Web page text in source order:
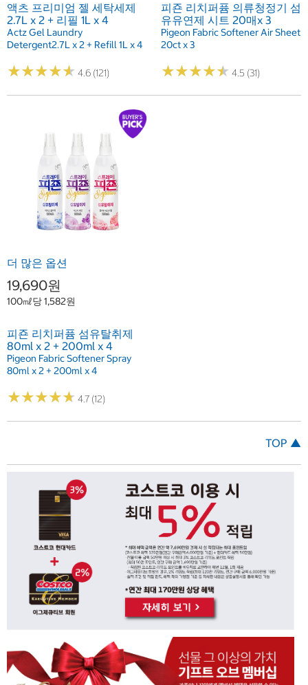
액츠 프리미엄 젤 세탁세제
2.7L x 2 + 리필 1L x 4
Actz Gel Laundry
Detergent2.7L x 2 + Refill 1L x 4
★★★★★
★★★★★ 4.6 (121)
피죤 리치퍼퓸 의류청정기 섬
유유연제 시트 20매x 3
Pigeon Fabric Softener Air Sheet
20ct x 3
★★★★★
★★★★★ 4.5 (31)
더 많은 옵션
19,690원
100㎖당 1,582원
피죤 리치퍼퓸 섬유탈취제
80ml x 2 + 200ml x 4
Pigeon Fabric Softener Spray
80ml x 2 + 200ml x 4
★★★★★
★★★★★ 4.7 (12)
TOP ▲